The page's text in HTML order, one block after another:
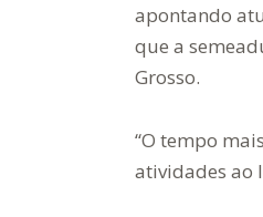
apontando
que a
Grosso.
“O tempo
atividades ao